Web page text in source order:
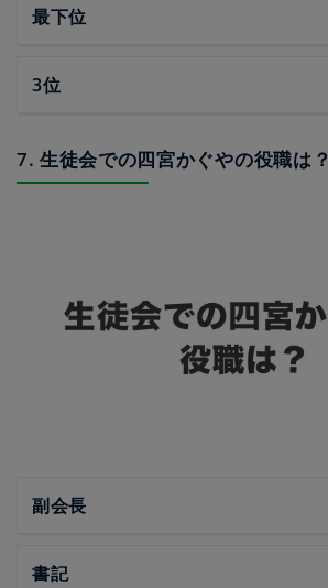
最下位
3位
7. 生徒会での四宮かぐやの役職は？
副会長
書記